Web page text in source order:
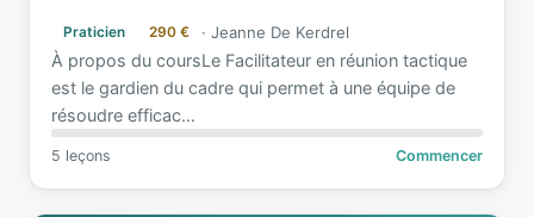
Praticien 290 € · Jeanne De Kerdrel
À propos du coursLe Facilitateur en réunion tactique
est le gardien du cadre qui permet à une équipe de
résoudre efficac…
5 leçons Commencer